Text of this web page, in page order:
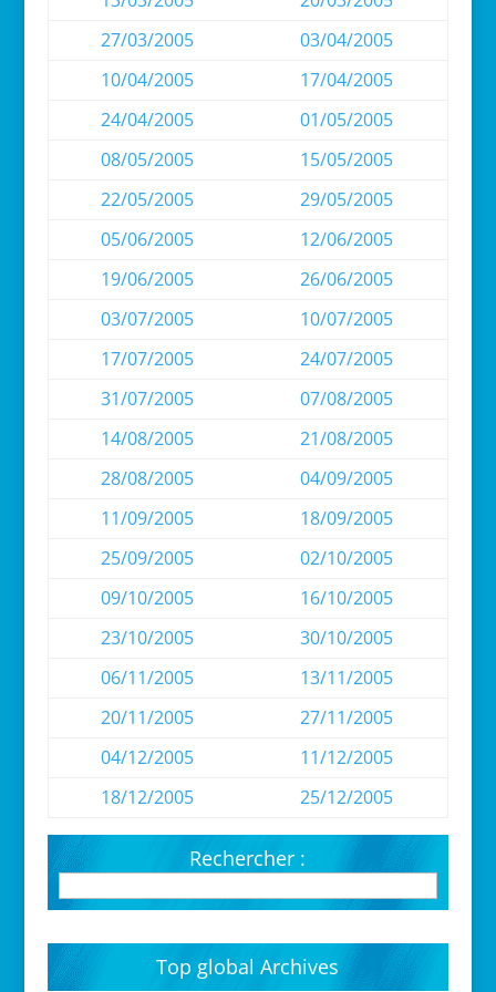
27/03/2005
03/04/2005
10/04/2005
17/04/2005
24/04/2005
01/05/2005
08/05/2005
15/05/2005
22/05/2005
29/05/2005
05/06/2005
12/06/2005
19/06/2005
26/06/2005
03/07/2005
10/07/2005
17/07/2005
24/07/2005
31/07/2005
07/08/2005
14/08/2005
21/08/2005
28/08/2005
04/09/2005
11/09/2005
18/09/2005
25/09/2005
02/10/2005
09/10/2005
16/10/2005
23/10/2005
30/10/2005
06/11/2005
13/11/2005
20/11/2005
27/11/2005
04/12/2005
11/12/2005
18/12/2005
25/12/2005
Rechercher :
Top global Archives